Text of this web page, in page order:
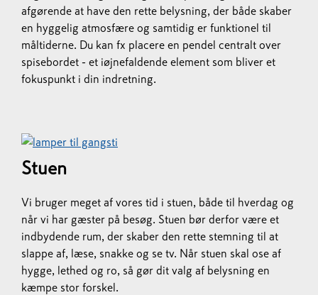
afgørende at have den rette belysning, der både skaber
en hyggelig atmosfære og samtidig er funktionel til
måltiderne. Du kan fx placere en pendel centralt over
spisebordet - et iøjnefaldende element som bliver et
fokuspunkt i din indretning.
Stuen
Vi bruger meget af vores tid i stuen, både til hverdag og
når vi har gæster på besøg. Stuen bør derfor være et
indbydende rum, der skaber den rette stemning til at
slappe af, læse, snakke og se tv. Når stuen skal ose af
hygge, lethed og ro, så gør dit valg af belysning en
kæmpe stor forskel.